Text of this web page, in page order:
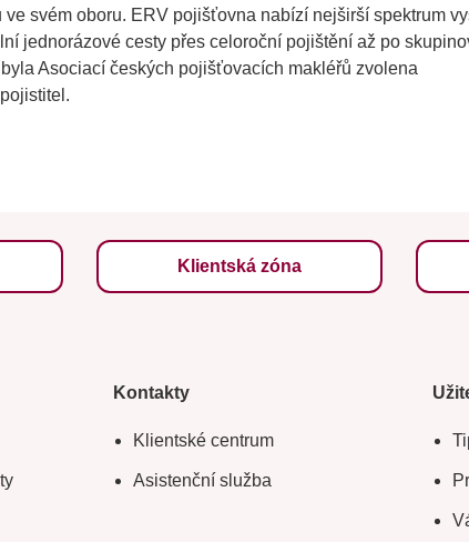
svém oboru. ERV pojišťovna nabízí nejširší spektrum
jednorázové cesty přes celoroční pojištění až po
Asociací českých pojišťovacích makléřů zvolena
Klientská zóna
Kontakty
Klientské centrum
Asistenční služba